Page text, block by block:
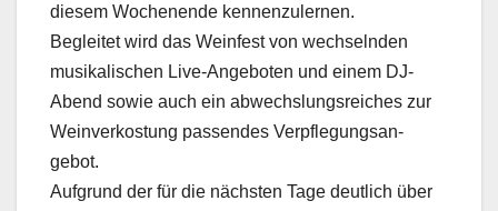
diesem Wochenende kennenzulernen.
Begleitet wird das Weinfest von wechselnden
musikalischen Live-Angeboten und einem DJ-
Abend sowie auch ein abwechslungsreiches zur
Weinverkostung passendes Verpflegungsan-
gebot.
Aufgrund der für die nächsten Tage deutlich über